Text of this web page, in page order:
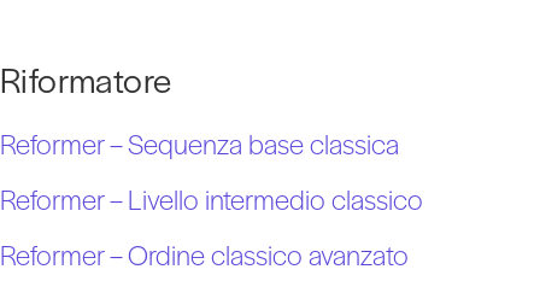
Riformatore
Reformer – Sequenza base classica
Reformer – Livello intermedio classico
Reformer – Ordine classico avanzato